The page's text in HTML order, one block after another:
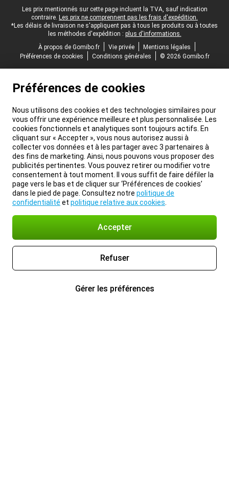
Pied-de-page légal
Les prix mentionnés sur cette page incluent la TVA, sauf indication
contraire. Les prix ne comprennent pas les frais d'expédition.
*Les délais de livraison ne s'appliquent pas à tous les produits ou à toutes
les méthodes d'expédition : plus d'informations.
À propos de Gomibo.fr
Vie privée
Mentions légales
Préférences de cookies
Conditions générales © 2026 Gomibo.fr
Préférences de cookies
Nous utilisons des cookies et des technologies similaires pour
vous offrir une expérience meilleure et plus personnalisée. Les
cookies fonctionnels et analytiques sont toujours actifs. En
cliquant sur « Accepter », vous nous autorisez aussi à
collecter vos données et à les partager avec 3 partenaires à
des fins de marketing. Ainsi, nous pouvons vous proposer des
publicités pertinentes. Vous pouvez retirer ou modifier votre
consentement à tout moment. Il vous suffit de faire défiler la
page vers le bas et de cliquer sur ‘Préférences de cookies’
dans le pied de page. Consultez notre politique de
confidentialité et politique relative aux cookies
Accepter
Refuser
Gérer les préférences